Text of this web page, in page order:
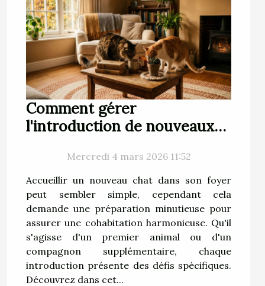
Comment gérer
l'introduction de nouveaux
Mercredi 4 mars 2026 11:52
Accueillir un nouveau chat dans son foyer
peut sembler simple, cependant cela
demande une préparation minutieuse pour
assurer une cohabitation harmonieuse. Qu'il
s'agisse d'un premier animal ou d'un
compagnon supplémentaire, chaque
introduction présente des défis spécifiques.
Découvrez dans cet...